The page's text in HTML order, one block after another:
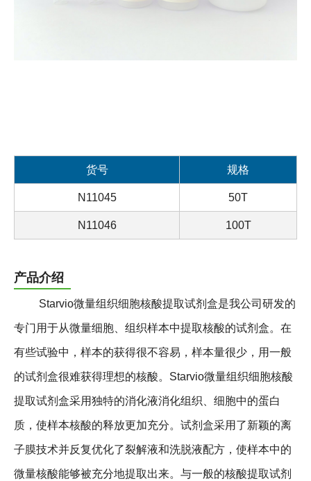
货号 规格
N11045 50T
N11046 100T
产品介绍
Starvio微量组织细胞核酸提取试剂盒是我公司研发的
专门用于从微量细胞、组织样本中提取核酸的试剂盒。在
有些试验中，样本的获得很不容易，样本量很少，用一般
的试剂盒很难获得理想的核酸。Starvio微量组织细胞核酸
提取试剂盒采用独特的消化液消化组织、细胞中的蛋白
质，使样本核酸的释放更加充分。试剂盒采用了新颖的离
子膜技术并反复优化了裂解液和洗脱液配方，使样本中的
微量核酸能够被充分地提取出来。与一般的核酸提取试剂